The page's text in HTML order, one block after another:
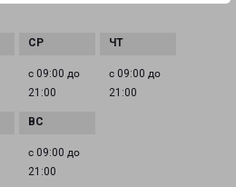
с 09:00 до
21:00
с 09:00 до
21:00
с 09:00 до
21:00